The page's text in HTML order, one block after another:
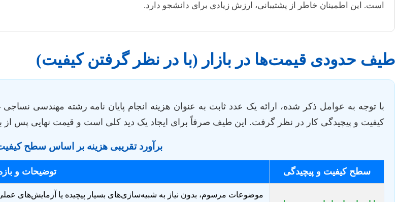
است. این اطمینان خاطر از پشتیبانی، ارزش زیادی برای دانشجو دارد.
طیف حدودی قیمت‌ها در بازار (با در نظر گرفتن کیفیت)
با توجه به عوامل ذکر شده، ارائه یک عدد ثابت به عنوان هزینه انجام پایان نامه رشته مهندسی
کیفیت و پیچیدگی کار در نظر گرفت. این طیف صرفاً برای ایجاد یک دید کلی است و قیمت نهایی پس
برآورد تقریبی هزینه بر اساس سطح
سطح کیفیت و پیچیدگی توضیحات و
موضوعات مرسوم، بدون نیاز به شبیه‌سازی‌های بسیار پیچیده یا آزمایش‌های